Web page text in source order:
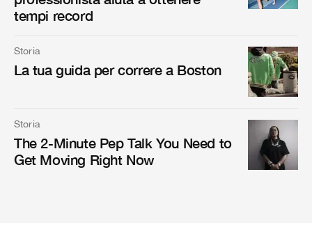
tempi record
Storia
La tua guida per correre a Boston
Storia
The 2-Minute Pep Talk You Need to
Get Moving Right Now